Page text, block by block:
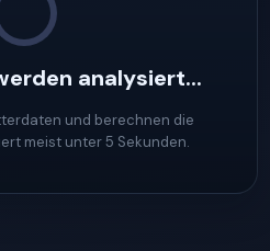
analysiert...
und berechnen die
meist unter 5 Sekunden.